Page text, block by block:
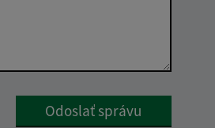
Google reCaptcha Response
Odoslať správu